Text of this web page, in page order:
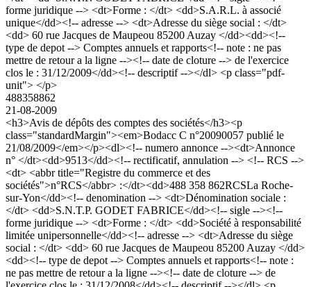
forme juridique --> <dt>Forme : </dt> <dd>S.A.R.L. à associé
unique</dd><!-- adresse --> <dt>Adresse du siège social : </dt>
<dd> 60 rue Jacques de Maupeou 85200 Auzay </dd><dd><!--
type de depot --> Comptes annuels et rapports<!-- note : ne pas
mettre de retour a la ligne --><!-- date de cloture --> de l'exercice
clos le : 31/12/2009</dd><!-- descriptif --></dl> <p class="pdf-
unit"> </p>
488358862
21-08-2009
<h3>Avis de dépôts des comptes des sociétés</h3><p
class="standardMargin"><em>Bodacc C n°20090057 publié le
21/08/2009</em></p><dl><!-- numero annonce --><dt>Annonce
n° </dt><dd>9513</dd><!-- rectificatif, annulation --> <!-- RCS -->
<dt> <abbr title="Registre du commerce et des
sociétés">n°RCS</abbr> :</dt><dd>488 358 862RCSLa Roche-
sur-Yon</dd><!-- denomination --> <dt>Dénomination sociale :
</dt> <dd>S.N.T.P. GODET FABRICE</dd><!-- sigle --><!--
forme juridique --> <dt>Forme : </dt> <dd>Société à responsabilité
limitée unipersonnelle</dd><!-- adresse --> <dt>Adresse du siège
social : </dt> <dd> 60 rue Jacques de Maupeou 85200 Auzay </dd>
<dd><!-- type de depot --> Comptes annuels et rapports<!-- note :
ne pas mettre de retour a la ligne --><!-- date de cloture --> de